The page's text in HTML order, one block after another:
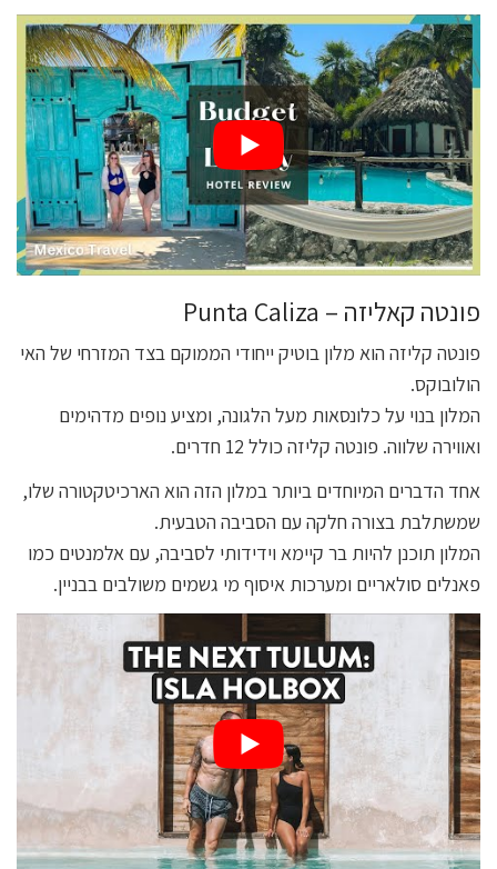
פונטה קאליזה – Punta Caliza‬
פונטה קליזה הוא מלון בוטיק ייחודי הממוקם בצד המזרחי של האי
הולובוקס.
המלון בנוי על כלונסאות מעל הלגונה, ומציע נופים מדהימים
ואווירה שלווה. פונטה קליזה כולל 12 חדרים.
אחד הדברים המיוחדים ביותר במלון הזה הוא הארכיטקטורה שלו,
שמשתלבת בצורה חלקה עם הסביבה הטבעית.
המלון תוכנן להיות בר קיימא וידידותי לסביבה, עם אלמנטים כמו
פאנלים סולאריים ומערכות איסוף מי גשמים משולבים בבניין.